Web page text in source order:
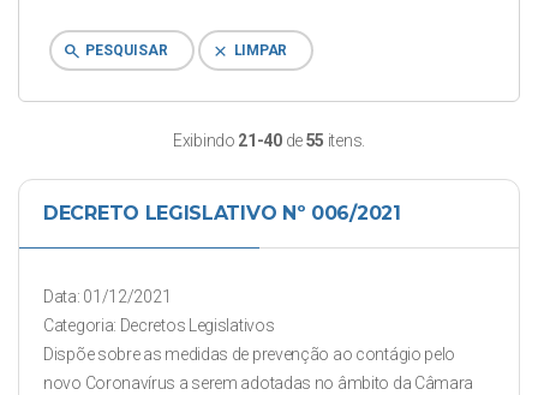
Exibindo 21-40de55 itens.
DECRETO LEGISLATIVO Nº 006/2021
Data: 01/12/2021
Categoria: Decretos Legislativos
Dispõe sobre as medidas de prevenção ao contágio pelo
novo Coronavírus a serem adotadas no âmbito da Câmara
search PESQUISAR clear LIMPAR